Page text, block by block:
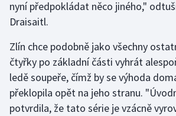
nyní předpokládat něco jiného,"
Draisaitl.
Zlín chce podobně jako všechny
čtyřky po základní části vyhrát
ledě soupeře, čímž by se výhoda
překlopila opět na jeho stranu.
potvrdila, že tato série je vzácně